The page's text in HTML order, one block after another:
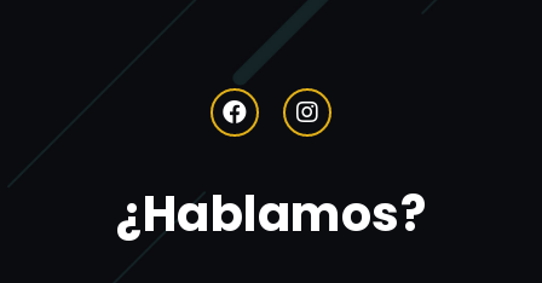
¿Hablamos?